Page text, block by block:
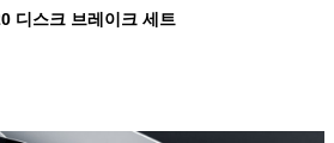
디스크 브레이크 세트